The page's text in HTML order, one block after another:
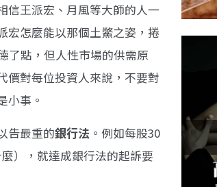
信王派宏、月風等大師的人一
宏怎麼能以那個土鱉之姿，捲
了點，但人性市場的供需原
價對每位投資人來說，不要對
小事。
告最重的銀行法 。例如每股30
），就達成銀行法的起訴要